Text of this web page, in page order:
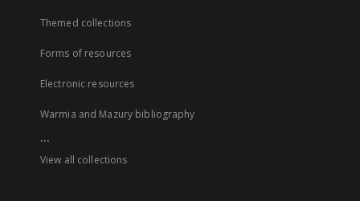
Themed collections
Forms of resources
Electronic resources
Warmia and Mazury bibliography
...
View all collections